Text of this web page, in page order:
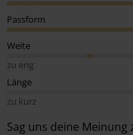
Passform
Weite
zu eng
Länge
zu kurz
Sag uns deine Meinung